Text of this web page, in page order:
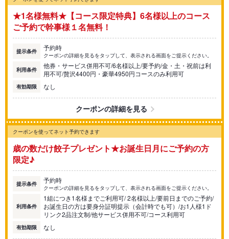
★1名様無料★【コース限定特典】6名様以上のコース
ご予約で幹事様１名無料！
提示条件 予約時
クーポンの詳細を見るをタップして、表示される画面をご提示ください。
利用条件
他券・サービス併用不可/6名様以上/要予約/金・土・祝前は利
用不可/贅沢4400円・豪華4950円コースのみ利用可
有効期限 なし
クーポンの詳細を見る
クーポンを使ってネット予約できます
歳の数だけ餃子プレゼント★お誕生日月にご予約の方
限定♪
提示条件 予約時
クーポンの詳細を見るをタップして、表示される画面をご提示ください。
利用条件
1組につき1名様までご利用可/ 2名様以上/要前日までのご予約/
お誕生日の方は要身分証明提示（会計時でも可）/お1人様1ド
リンク2品注文制/他サービス併用不可/コース利用可
有効期限 なし